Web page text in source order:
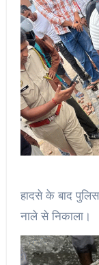
हादसे के बाद
नाले से निकाला।